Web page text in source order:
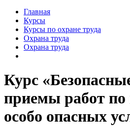
Главная
Курсы
Курсы по охране труда
Охрана труда
Охрана труда
Курс
приемы работ по
особо опасных